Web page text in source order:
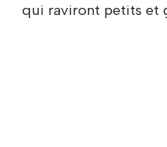
qui raviront petits et